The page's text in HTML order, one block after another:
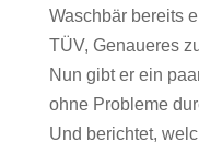
Waschbär bereits
TÜV, Genaueres
Nun gibt er ein
ohne Probleme
Und berichtet,